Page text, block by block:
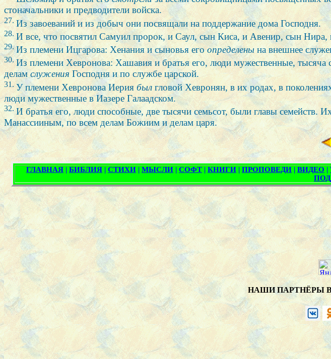
стоначальники и предводители войска.
27.Из завоеваний и из добыч они посвящали на поддержание дома Господня.
28. И все, что посвятил Самуил пророк, и Саул, сын Киса, и Авенир, сын
29.Из племени Ицгарова: Хенания и сыновья егоопределенына внешнее
30.Из племени Хевронова: Хашавия и братья его, люди мужественные, тысяча
деламслуженияГосподня и по службе царской.
31. У племени Хевронова Иерия былгловой Хевронян, в их родах, в
люди мужественные в Иазере Галаадском.
32. И братья его, люди способные, две тысячи семьсот, были главы
Манассииным, по всем делам Божиим и делам царя.